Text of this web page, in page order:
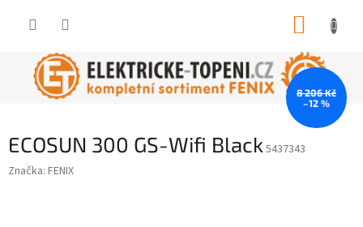
ECOSUN 300 GS-Wifi Black 5437343
Značka: FENIX
8 206 Kč
–12 %